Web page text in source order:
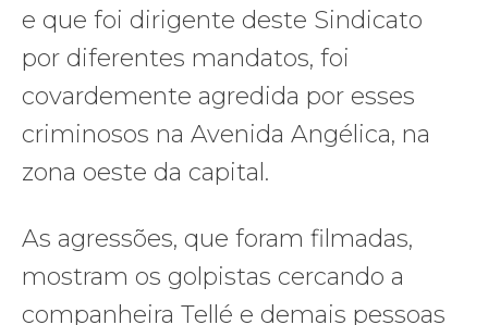
e que foi dirigente deste Sindicato
por diferentes mandatos, foi
covardemente agredida por esses
criminosos na Avenida Angélica, na
zona oeste da capital.
As agressões, que foram filmadas,
mostram os golpistas cercando a
companheira Tellé e demais pessoas